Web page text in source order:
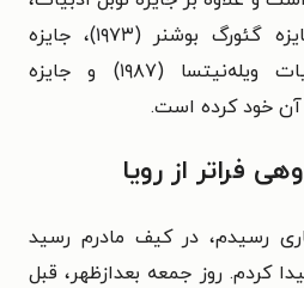
جوایز دیگری همچون جایزه گئورگ بوشنر (۱۹۷۳)، جایزه
جشنواره بین‌المللی ادبیات ویله‌نیتسا (۱۹۸۷) و جایزه
فراتر از رویا
رسیدم، در کیف مادرم رسید
را با شمارهٔ ۴۳۲ پیدا کردم. روز جمعه بعدازظهر، قبل